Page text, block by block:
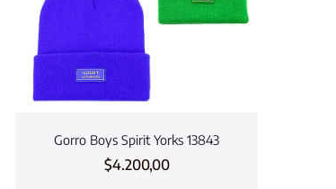
Gorro Boys Spirit Yorks 13843
$4.200,00